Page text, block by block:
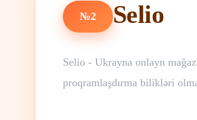
№2 Selio
Selio - Ukrayna onlayn
proqramlaşdırma bilikləri